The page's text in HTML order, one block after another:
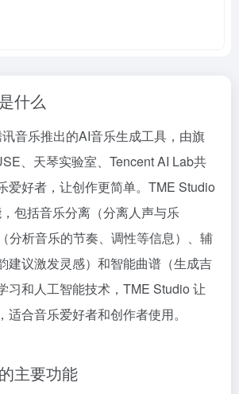
什么
音乐推出的AI音乐生成工具，由旗
、天琴实验室、Tencent AI Lab共
爱好者，让创作更简单。TME Studio
包括音乐分离（分离人声与乐
分析音乐的节奏、调性等信息）、辅
建议激发灵感）和智能曲谱（生成吉
习和人工智能技术，TME Studio 让
适合音乐爱好者和创作者使用。
主要功能